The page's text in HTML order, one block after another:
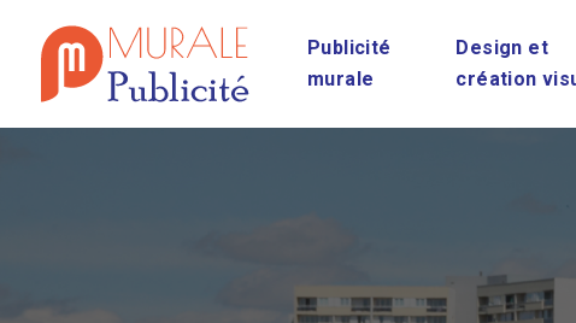
Publicité
murale
Design et
création